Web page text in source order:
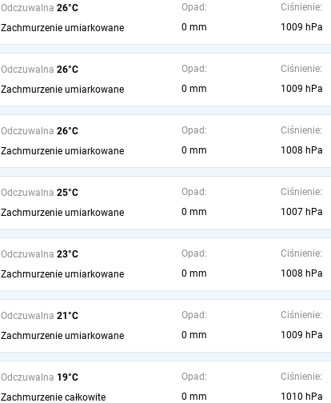
Odczuwalna 26°C
Zachmurzenie umiarkowane
Opad:
0 mm
Ciśnienie:
1009 hPa
Odczuwalna 26°C
Zachmurzenie umiarkowane
Opad:
0 mm
Ciśnienie:
1009 hPa
Odczuwalna 26°C
Zachmurzenie umiarkowane
Opad:
0 mm
Ciśnienie:
1008 hPa
Odczuwalna 25°C
Zachmurzenie umiarkowane
Opad:
0 mm
Ciśnienie:
1007 hPa
Odczuwalna 23°C
Zachmurzenie umiarkowane
Opad:
0 mm
Ciśnienie:
1008 hPa
Odczuwalna 21°C
Zachmurzenie umiarkowane
Opad:
0 mm
Ciśnienie:
1009 hPa
Odczuwalna 19°C
Zachmurzenie całkowite
Opad:
0 mm
Ciśnienie:
1010 hPa